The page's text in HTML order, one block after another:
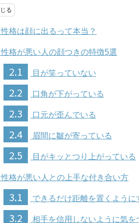
性格は顔に出るって本当？
性格が悪い人の顔つきの特徴5選
2.1 目が笑っていない
2.2 口角が下がっている
2.3 口元が歪んでいる
2.4 眉間に皺が寄っている
2.5 目がキッとつり上がっている
性格が悪い人との上手な付き合い方
3.1 できるだけ距離を置くように
3.2 相手を信用しないように気を